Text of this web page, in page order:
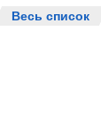
Весь список